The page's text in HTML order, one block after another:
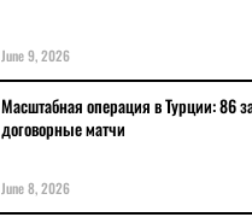
June 9, 2026
Масштабная операция в Турции: 86
договорные матчи
June 8, 2026